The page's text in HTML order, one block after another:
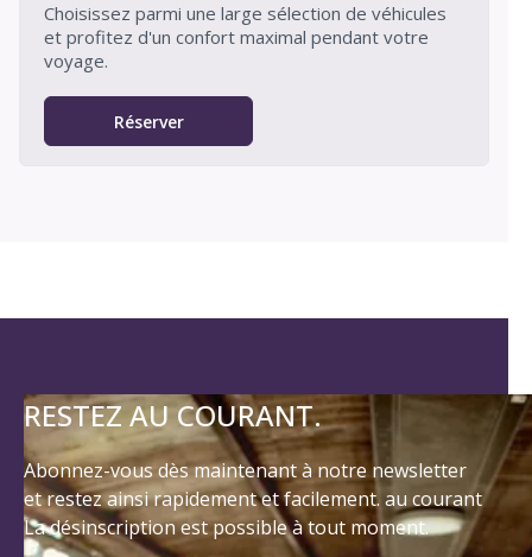
Choisissez parmi une large sélection de véhicules
et profitez d'un confort maximal pendant votre
voyage.
Réserver
RESTEZ AU COURANT.
Abonnez-vous dès maintenant à notre newsletter
et restez ainsi rapidement et facilement. au courant
La désinscription est possible à tout moment.